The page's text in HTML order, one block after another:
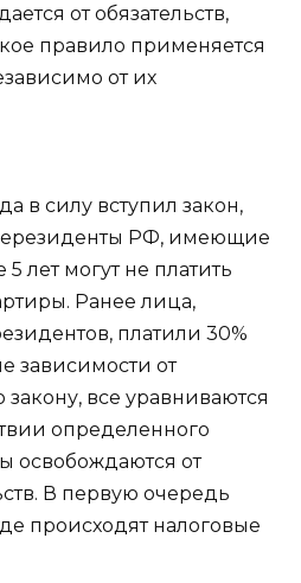
от обязательств,
правило применяется
от их
в силу вступил закон,
РФ, имеющие
5 лет могут не платить
Ранее лица,
платили 30%
зависимости от
все уравниваются
определенного
освобождаются от
В первую очередь
происходят налоговые